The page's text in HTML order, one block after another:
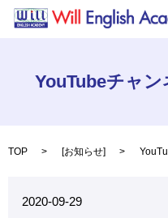
YouTubeチャン
TOP [お知らせ]
2020-09-29